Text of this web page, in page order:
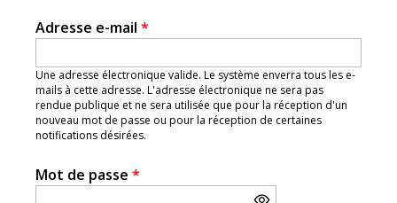
Adresse e-mail *
Une adresse électronique valide. Le système enverra tous les e-
mails à cette adresse. L'adresse électronique ne sera pas
rendue publique et ne sera utilisée que pour la réception d'un
nouveau mot de passe ou pour la réception de certaines
notifications désirées.
Mot de passe *